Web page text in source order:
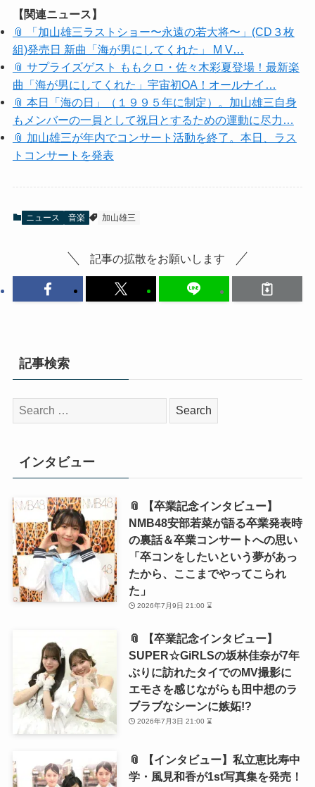
【関連ニュース】
📎 「加山雄三ラストショー〜永遠の若大将〜」(CD３枚
組)発売日 新曲「海が男にしてくれた」 M V…
📎 サプライズゲスト ももクロ・佐々木彩夏登場！最新楽
曲「海が男にしてくれた」宇宙初OA！オールナイ…
📎 本日「海の日」（１９９５年に制定）。加山雄三自身
もメンバーの一員として祝日とするための運動に尽力…
📎 加山雄三が年内でコンサート活動を終了。本日、ラス
トコンサートを発表
ニュース 音楽 加山雄三
記事の拡散をお願いします
記事検索
検
索:
インタビュー
📎 【卒業記念インタビュー】
NMB48安部若菜が語る卒業発表時
の裏話＆卒業コンサートへの思い
「卒コンをしたいという夢があっ
たから、ここまでやってこられ
た」
2026年7月9日 21:00 ⌛
📎 【卒業記念インタビュー】
SUPER☆GiRLSの坂林佳奈が7年
ぶりに訪れたタイでのMV撮影に
エモさを感じながらも田中想のラ
ブラブなシーンに嫉妬!?
2026年7月3日 21:00 ⌛
📎 【インタビュー】私立恵比寿中
学・風見和香が1st写真集を発売！